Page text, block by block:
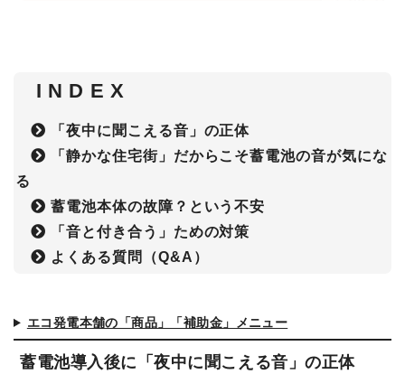
I N D E X
「夜中に聞こえる音」の正体
「静かな住宅街」だからこそ蓄電池の音が気にな
る
蓄電池本体の故障？という不安
「音と付き合う」ための対策
よくある質問（Q&A）
エコ発電本舗の「商品」「補助金」メニュー
蓄電池導入後に「夜中に聞こえる音」の正体